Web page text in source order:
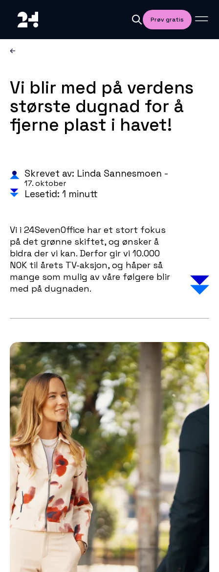
Prøv gratis
Vi blir med på verdens
største dugnad for å
fjerne plast i havet!
Skrevet av: Linda Sannesmoen -
17. oktober
Lesetid: 1 minutt
Vi i 24SevenOffice har et stort fokus
på det grønne skiftet, og ønsker å
bidra der vi kan. Derfor gir vi 10.000
NOK til årets TV-aksjon, og håper så
mange som mulig av våre følgere blir
med på dugnaden.